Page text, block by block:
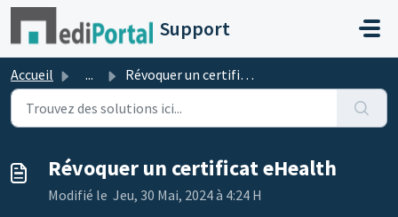
Passer au contenu principal
Support
Accueil ... Révoquer un certificat eHealth
Révoquer un certificat eHealth
Modifié le Jeu, 30 Mai, 2024 à 4:24 H